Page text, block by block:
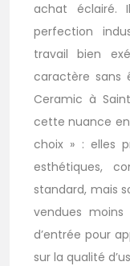
achat éclairé.
perfection
travail bien
caractère sans
Ceramic à
cette nuance
choix » : elles
esthétiques,
standard, mais
vendues moins
d’entrée pour
sur la qualité